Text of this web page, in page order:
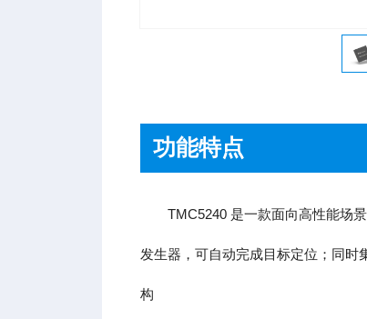
功能特点
TMC5240 是一款面向高性能场
发生器，可自动完成目标定位；同时
构